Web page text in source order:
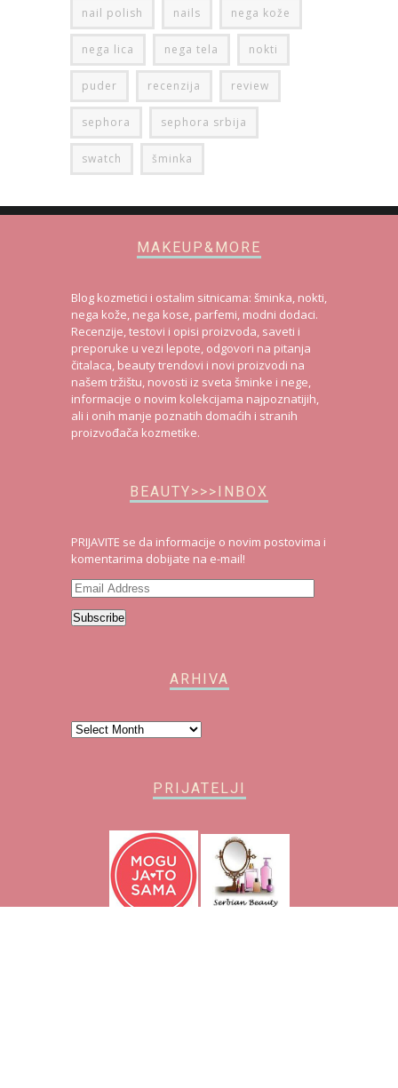
nail polish nails nega kože
nega lica nega tela nokti
puder recenzija review
sephora sephora srbija
swatch šminka
MAKEUP&MORE
Blog kozmetici i ostalim sitnicama: šminka, nokti,
nega kože, nega kose, parfemi, modni dodaci.
Recenzije, testovi i opisi proizvoda, saveti i
preporuke u vezi lepote, odgovori na pitanja
čitalaca, beauty trendovi i novi proizvodi na
našem tržištu, novosti iz sveta šminke i nege,
informacije o novim kolekcijama najpoznatijih,
ali i onih manje poznatih domaćih i stranih
proizvođača kozmetike.
BEAUTY>>>INBOX
PRIJAVITE se da informacije o novim postovima i
komentarima dobijate na e-mail!
Email
Address
Subscribe
ARHIVA
Arhiva
PRIJATELJI